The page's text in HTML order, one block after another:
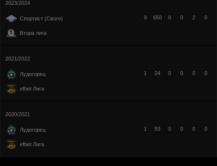
2023/2024
Спортист (Своге)
Втора лига
9 650 0 0 2 0
2021/2022
Лудогорец
efbet Лига
1 24 0 0 0 0
2020/2021
Лудогорец
efbet Лига
1 93 0 0 0 0